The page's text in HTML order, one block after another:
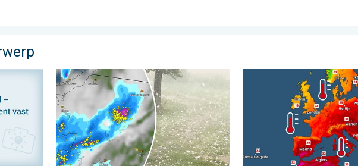
Deel wat je ziet!. . . zondag 2 augustus 2026
Hagel als tennisballen in Polen. Zwaar onweer treft steden. . . vrijdag 7
Europese zeeën zijn